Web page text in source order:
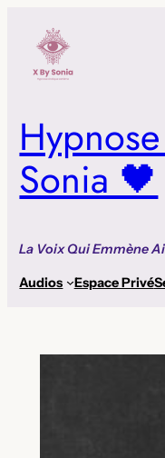
contenu
Sonia 🖤
La Voix Qui Emmène
Audios Espace Privé